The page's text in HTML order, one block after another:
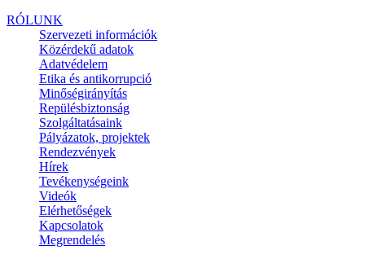
RÓLUNK
Szervezeti információk
Közérdekű adatok
Adatvédelem
Etika és antikorrupció
Minőségirányítás
Repülésbiztonság
Szolgáltatásaink
Pályázatok, projektek
Rendezvények
Hírek
Tevékenységeink
Videók
Elérhetőségek
Kapcsolatok
Megrendelés